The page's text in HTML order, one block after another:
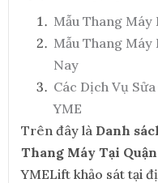
Mẫu Thang Máy
Mẫu Thang
Nay
Các Dịch Vụ
YME
Trên đây là Danh
Thang Máy Tại
YMELift khảo sát tại